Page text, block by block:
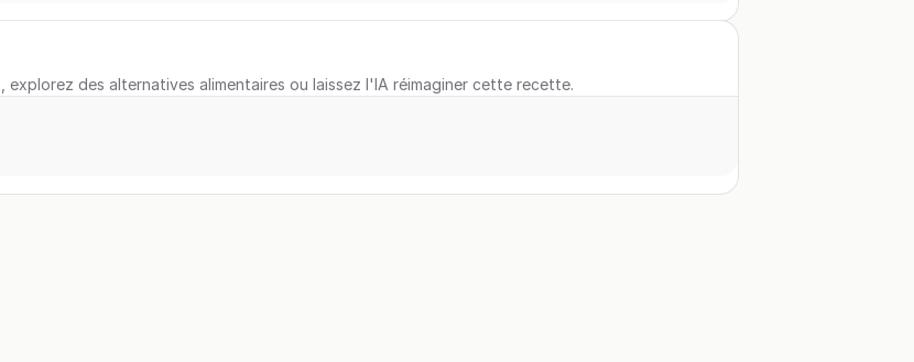
des alternatives alimentaires ou laissez l'IA réimaginer cette recette.